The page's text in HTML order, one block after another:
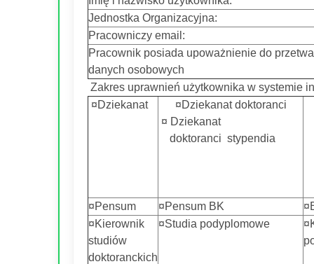
Jednostka Organizacyjna:
Pracowniczy email:
Pracownik posiada upoważnienie do
danych osobowych
Zakres uprawnień użytkownika w systemie
¤Dziekanat
¤Dziekanat doktoranci
¤ Dziekanat
doktoranci stypendia
¤Pensum ¤Pensum BK
¤Kierownik
studiów
doktoranckich
¤Studia podyplomowe